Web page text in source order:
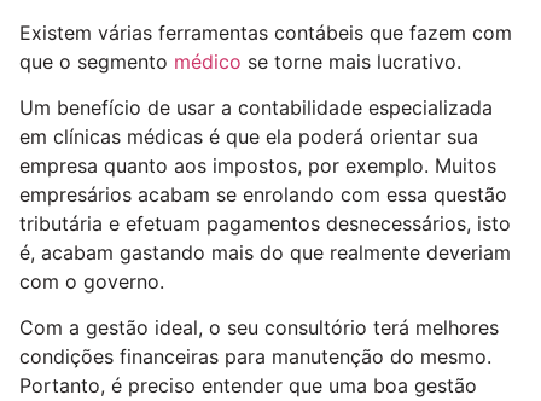
Existem várias ferramentas contábeis que fazem com
que o segmento médico se torne mais lucrativo.
Um benefício de usar a contabilidade especializada
em clínicas médicas é que ela poderá orientar sua
empresa quanto aos impostos, por exemplo. Muitos
empresários acabam se enrolando com essa questão
tributária e efetuam pagamentos desnecessários, isto
é, acabam gastando mais do que realmente deveriam
com o governo.
Com a gestão ideal, o seu consultório terá melhores
condições financeiras para manutenção do mesmo.
Portanto, é preciso entender que uma boa gestão